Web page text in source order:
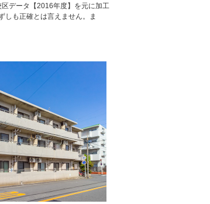
データ【2016年度】を元に加工
しも正確とは言えません。ま